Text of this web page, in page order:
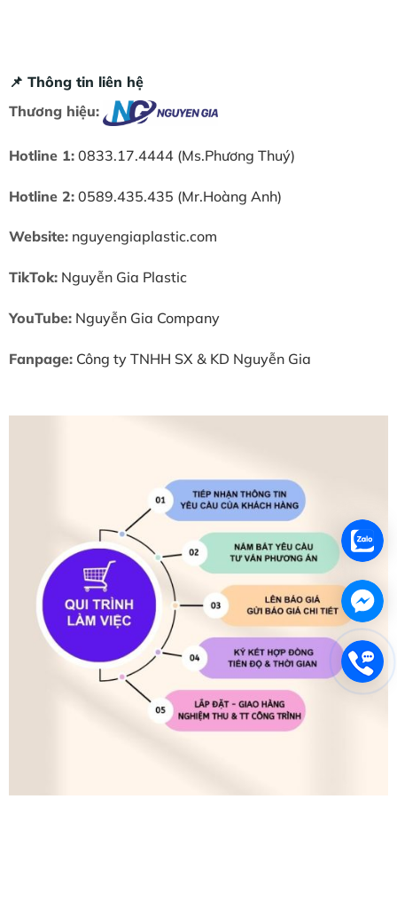
📌 Thông tin liên hệ
Thương hiệu:
Hotline 1: 0833.17.4444 (Ms.Phương Thuý)
Hotline 2: 0589.435.435 (Mr.Hoàng Anh)
Website: nguyengiaplastic.com
TikTok: Nguyễn Gia Plastic
YouTube: Nguyễn Gia Company
Fanpage: Công ty TNHH SX & KD Nguyễn Gia